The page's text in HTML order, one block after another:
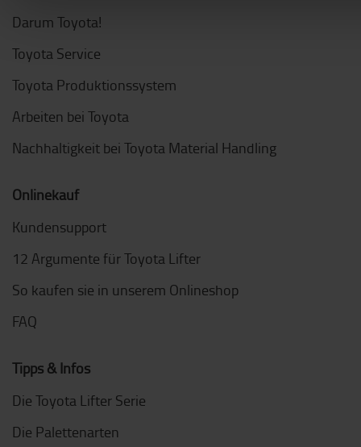
Darum Toyota!
Toyota Service
Toyota Produktionssystem
Arbeiten bei Toyota
Nachhaltigkeit bei Toyota Material Handling
Onlinekauf
Kundensupport
12 Argumente für Toyota Lifter
So kaufen sie in unserem Onlineshop
FAQ
Tipps & Infos
Die Toyota Lifter Serie
Die Palettenarten